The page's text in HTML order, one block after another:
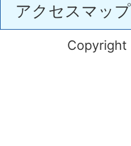
アクセスマップ
Copyright